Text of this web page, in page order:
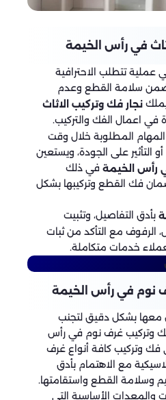
في رأس الخيمة
عملية تتطلب الاحترافية
سلامة القطع وعدم
نجار فك وتركيب الاثاث
في اعمال الفك والتركيب.
المهام المطلوبة خلال وقت
التأثير على الجودة، ويستعين
رأس الخيمة في ذلك
فك القطع وتركيبها بشكل
بأدق التفاصيل، وتثبيت
الرفوف مع التأكد من ثبات
خدمات متكاملة.
نوم في رأس الخيمة
معها بشكل دقيق لتجنب
فك وتركيب غرف نوم في رأس
فك وتركيب كافة أنواع غرف
مع الاهتمام بأدق
وسلامة القطع واستقامتها.
الأساسية التي